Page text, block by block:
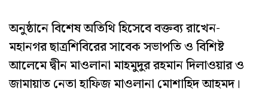
অনুষ্ঠানে বিশেষ অতিথি হিসেবে বক্তব্য রাখেন-
মহানগর ছাত্রশিবিরের সাবেক সভাপতি ও বিশিষ্ট
আলেমে দ্বীন মাওলানা মাহমুদুর রহমান দিলাওয়ার ও
জামায়াত নেতা হাফিজ মাওলানা মোশাহিদ আহমদ।